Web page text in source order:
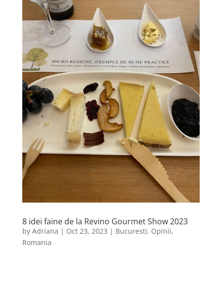
8 idei faine de la Revino Gourmet Show 2023
by Adriana | Oct 23, 2023 | Bucuresti, Opinii,
Romania